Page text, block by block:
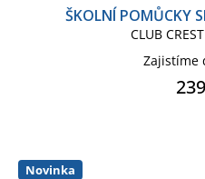
ŠKOLNÍ POMŮCKY
CLUB
Zajistíme
Novinka